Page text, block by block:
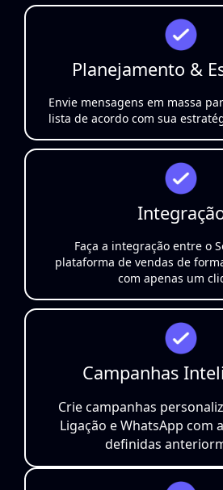
Planejamento &
Envie mensagens em massa
lista de acordo com sua
Faça a integração entre o
plataforma de vendas de
com apenas um
Campanhas
Crie campanhas
Ligação e WhatsApp com
definidas